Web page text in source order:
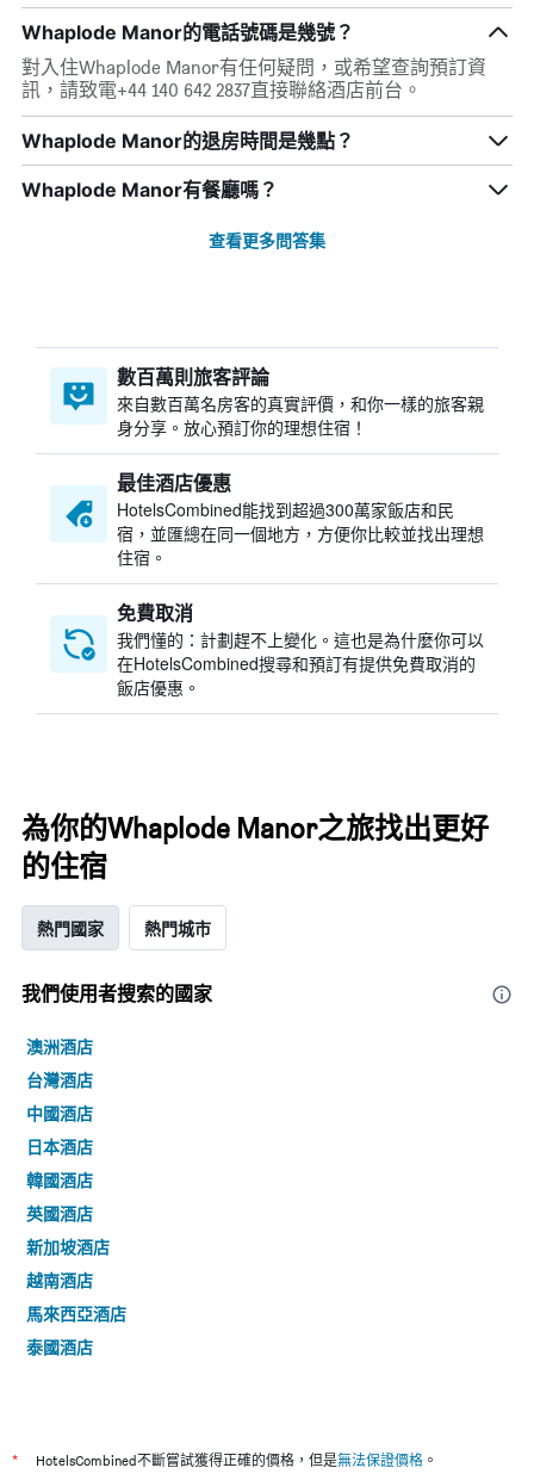
Whaplode Manor的電話號碼是幾號？
對入住Whaplode Manor有任何疑問，或希望查詢預訂資
訊，請致電+44 140 642 2837直接聯絡酒店前台。
Whaplode Manor的退房時間是幾點？
Whaplode Manor有餐廳嗎？
查看更多問答集
數百萬則旅客評論
來自數百萬名房客的真實評價，和你一樣的旅客親
身分享。放心預訂你的理想住宿！
最佳酒店優惠
HotelsCombined​能找到超過300萬家飯店和民
宿，並匯總在同一個地方，方便你比較並找出理想
住宿。
免費取消
我們懂的：計劃趕不上變化。這也是為什麼你可以
在HotelsCombined搜尋和預訂有提供免費取消的
飯店優惠。
為你的Whaplode Manor之旅找出更好
的住宿
熱門國家 熱門城市
我們使用者搜索的國家
澳洲酒店
台灣酒店
中國酒店
日本酒店
韓國酒店
英國酒店
新加坡酒店
越南酒店
馬來西亞酒店
泰國酒店
* HotelsCombined不斷嘗試獲得正確的價格，但是無法保證價格 。